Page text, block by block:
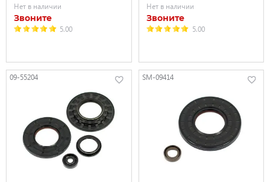
Нет в наличии
Звоните
5.00
Нет в наличии
Звоните
5.00
09-55204 SM-09414